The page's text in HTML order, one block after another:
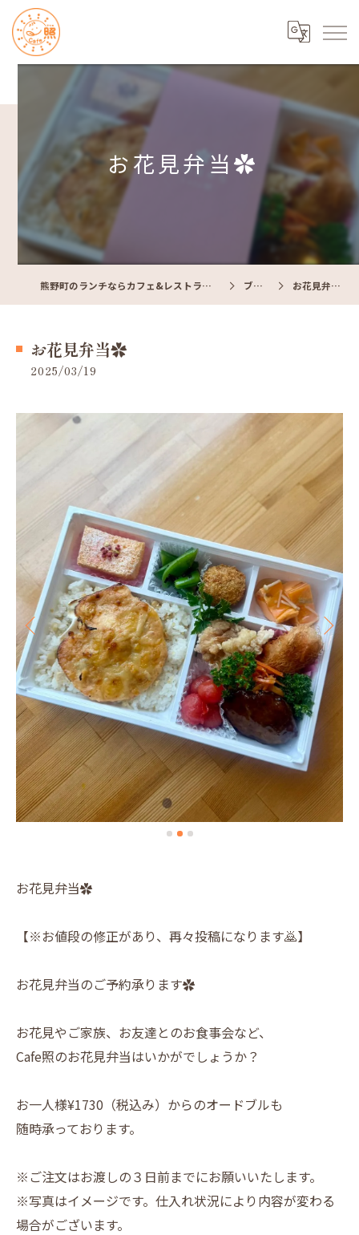
お花見弁当✿
熊野町のランチならカフェ&レストラン Cafe照 ブログ お花見弁当✿
お花見弁当✿
2025/03/19
お花見弁当✿
【※お値段の修正があり、再々投稿になります🙇】
お花見弁当のご予約承ります✿
お花見やご家族、お友達とのお食事会など、
Cafe照のお花見弁当はいかがでしょうか？
お一人様¥1730（税込み）からのオードブルも
随時承っております。
※ご注文はお渡しの３日前までにお願いいたします。
※写真はイメージです。仕入れ状況により内容が変わる
場合がございます。